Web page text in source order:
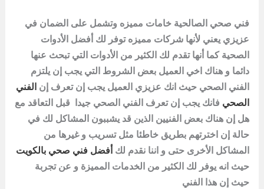
فني صحي الصالحية خامات مميزه وتشمل على الضمان في
عزيزي يعني لأنها شركات مميزه توفر لك أفضل الأدوات
الصحية كما أنها تقدم لك الكثير من الأدوات التي تبحث عنها
دائما و هناك اخي العميل بعض الشروط التي يجب إن يلتزم
الفني الصحي حيث انك عزيزي العميل يجب إن تعرف إن الفني
الصحي فانك يجب إن تعرف الفني الصحي جيدا قبل التعاقد مع
هل إن هناك بعض الفنيين الذين قد يشببون المشاكل لك في
حالة إن اخترتهم بطريق خاطئا مثل تسريب و غيرها من
المشاكل الأخرى حتى و اننا نقدم لك أفضل فني صحي بالكويت
حيث انه يوفر لك الكثير من الخدمات المميزة و عن تجربة
حيث إن هذا الفني